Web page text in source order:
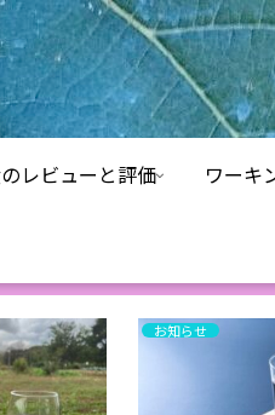
レビューと評価 ワーキ
お知らせ